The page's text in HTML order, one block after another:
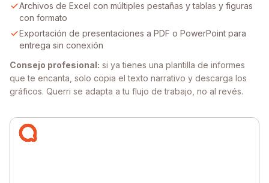
Archivos de Excel con múltiples pestañas y tablas y figuras
con formato
Exportación de presentaciones a PDF o PowerPoint para
entrega sin conexión
Consejo profesional: si ya tienes una plantilla de informes
que te encanta, solo copia el texto narrativo y descarga los
gráficos. Querri se adapta a tu flujo de trabajo, no al revés.